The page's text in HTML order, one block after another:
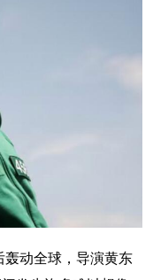
动全球，导演黄东